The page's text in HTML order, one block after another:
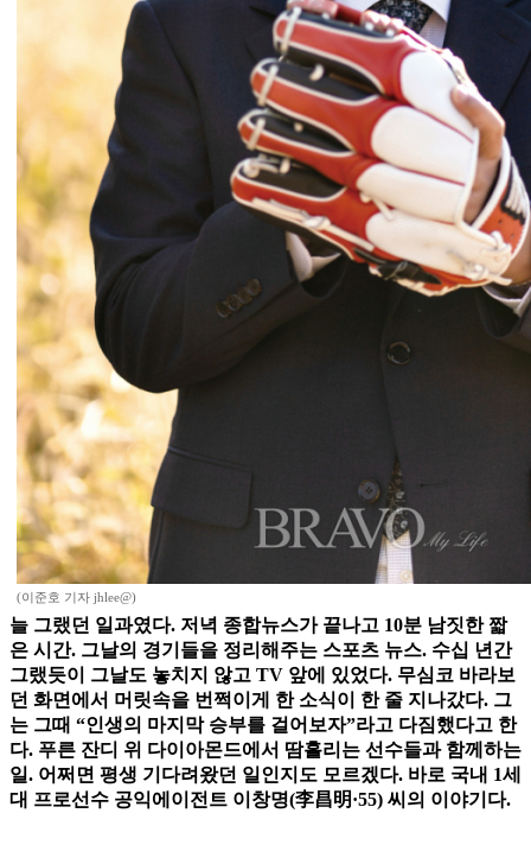
(이준호 기자 jhlee@)
늘 그랬던 일과였다. 저녁 종합뉴스가 끝나고 10분 남짓한 짧
은 시간. 그날의 경기들을 정리해주는 스포츠 뉴스. 수십 년간
그랬듯이 그날도 놓치지 않고 TV 앞에 있었다. 무심코 바라보
던 화면에서 머릿속을 번쩍이게 한 소식이 한 줄 지나갔다. 그
는 그때 “인생의 마지막 승부를 걸어보자”라고 다짐했다고 한
다. 푸른 잔디 위 다이아몬드에서 땀흘리는 선수들과 함께하는
일. 어쩌면 평생 기다려왔던 일인지도 모르겠다. 바로 국내 1세
대 프로선수 공익에이전트 이창명(李昌明·55) 씨의 이야기다.